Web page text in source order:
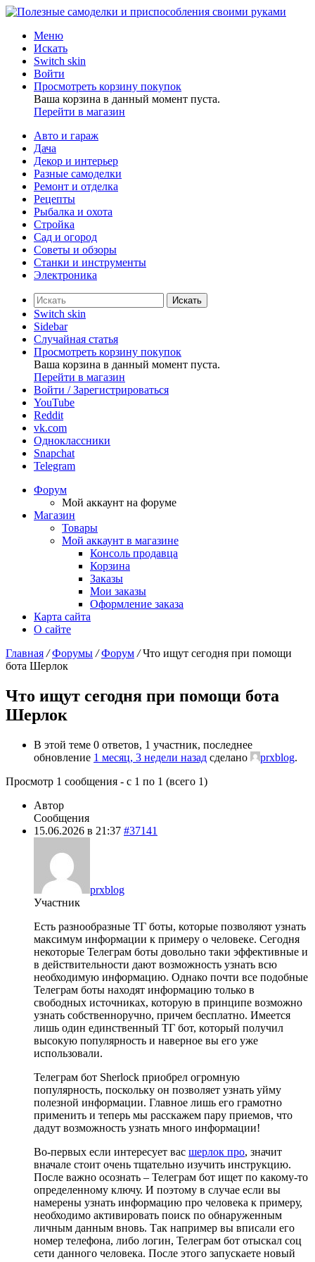
Меню
Искать
Switch skin
Войти
Просмотреть корзину покупок
Ваша корзина в данный момент пуста.
Перейти в магазин
Авто и гараж
Дача
Декор и интерьер
Разные самоделки
Ремонт и отделка
Рецепты
Рыбалка и охота
Стройка
Сад и огород
Советы и обзоры
Станки и инструменты
Электроника
Искать
Switch skin
Sidebar
Случайная статья
Просмотреть корзину покупок
Ваша корзина в данный момент пуста.
Перейти в магазин
Войти / Зарегистрироваться
YouTube
Reddit
vk.com
Одноклассники
Snapchat
Telegram
Форум
Мой аккаунт на форуме
Магазин
Товары
Мой аккаунт в магазине
Консоль продавца
Корзина
Заказы
Мои заказы
Оформление заказа
Карта сайта
О сайте
Главная / Форумы / Форум / Что ищут сегодня при помощи
бота Шерлок
Что ищут сегодня при помощи бота
Шерлок
В этой теме 0 ответов, 1 участник, последнее
обновление 1 месяц, 3 недели назад сделано prxblog.
Просмотр 1 сообщения - с 1 по 1 (всего 1)
Автор
Сообщения
15.06.2026 в 21:37 #37141
prxblog
Участник
Есть разнообразные ТГ боты, которые позволяют узнать
максимум информации к примеру о человеке. Сегодня
некоторые Телеграм боты довольно таки эффективные и
в действительности дают возможность узнать всю
необходимую информацию. Однако почти все подобные
Телеграм боты находят информацию только в
свободных источниках, которую в принципе возможно
узнать собственноручно, причем бесплатно. Имеется
лишь один единственный ТГ бот, который получил
высокую популярность и наверное вы его уже
использовали.
Телеграм бот Sherlock приобрел огромную
популярность, поскольку он позволяет узнать уйму
полезной информации. Главное лишь его грамотно
применить и теперь мы расскажем пару приемов, что
дадут возможность узнать много информации!
Во-первых если интересует вас шерлок про, значит
вначале стоит очень тщательно изучить инструкцию.
После важно осознать – Телеграм бот ищет по какому-то
определенному ключу. И поэтому в случае если вы
намерены узнать информацию про человека к примеру,
необходимо активировать поиск по обнаруженным
личным данным вновь. Так например вы вписали его
номер телефона, либо логин, Телеграм бот отыскал соц
сети данного человека. После этого запускаете новый